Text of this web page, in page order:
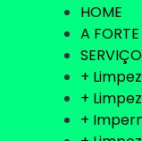
HOME
A
+
+
+